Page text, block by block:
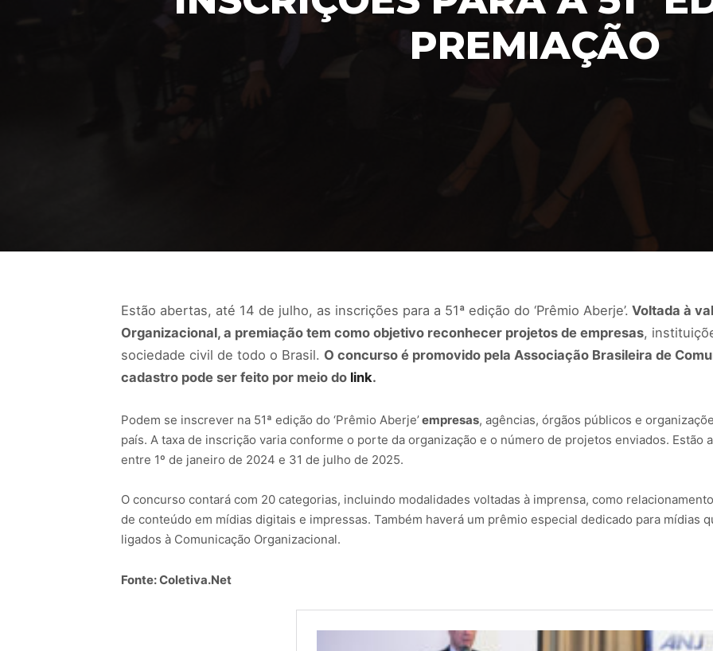
PREMIAÇÃO
Estão abertas, até 14 de julho, as inscrições para a 51ª edição do ‘Prêmio Aberje’. Voltada à
Organizacional, a premiação tem como objetivo reconhecer projetos de empresas,
sociedade civil de todo o Brasil. O concurso é promovido pela Associação Brasileira de
cadastro pode ser feito por meio do link.
Podem se inscrever na 51ª edição do ‘Prêmio Aberje’empresas, agências, órgãos públicos e
país. A taxa de inscrição varia conforme o porte da organização e o número de projetos enviados. Estão
entre 1º de janeiro de 2024 e 31 de julho de 2025.
O concurso contará com 20 categorias, incluindo modalidades voltadas à imprensa, como
de conteúdo em mídias digitais e impressas. Também haverá um prêmio especial dedicado para mídias
ligados à Comunicação Organizacional.
Fonte: Coletiva.Net